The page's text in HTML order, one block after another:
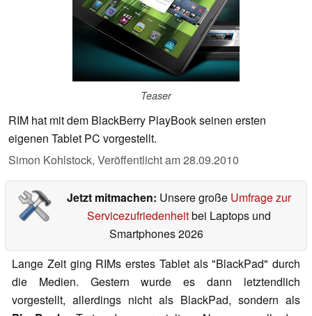
Teaser
RIM hat mit dem BlackBerry PlayBook seinen ersten
eigenen Tablet PC vorgestellt.
Simon Kohlstock, Veröffentlicht am28.09.2010
Jetzt mitmachen: Unsere große Umfrage zur
Servicezufriedenheitbei Laptops und
Smartphones 2026
Lange Zeit ging RIMs erstes Tablet als "BlackPad" durch
die Medien. Gestern wurde es dann letztendlich
vorgestellt, allerdings nicht als BlackPad, sondern als